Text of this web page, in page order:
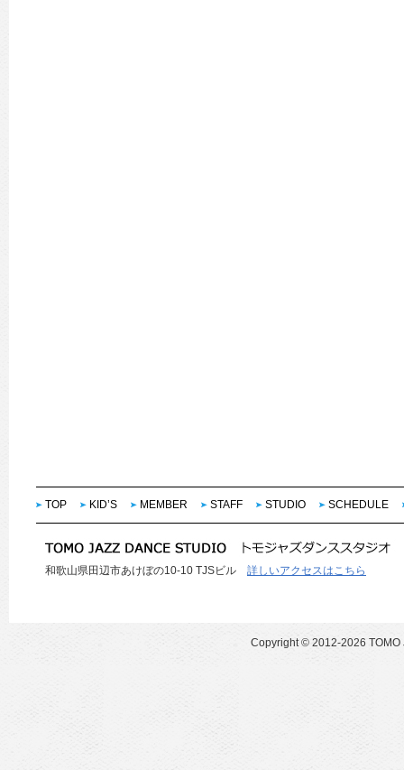
TOP KID’S MEMBER STAFF STUDIO SCHEDULE
和歌山県田辺市あけぼの10-10 TJSビル 詳しいアクセスはこちら
Copyright © 2012-2026 TOMO